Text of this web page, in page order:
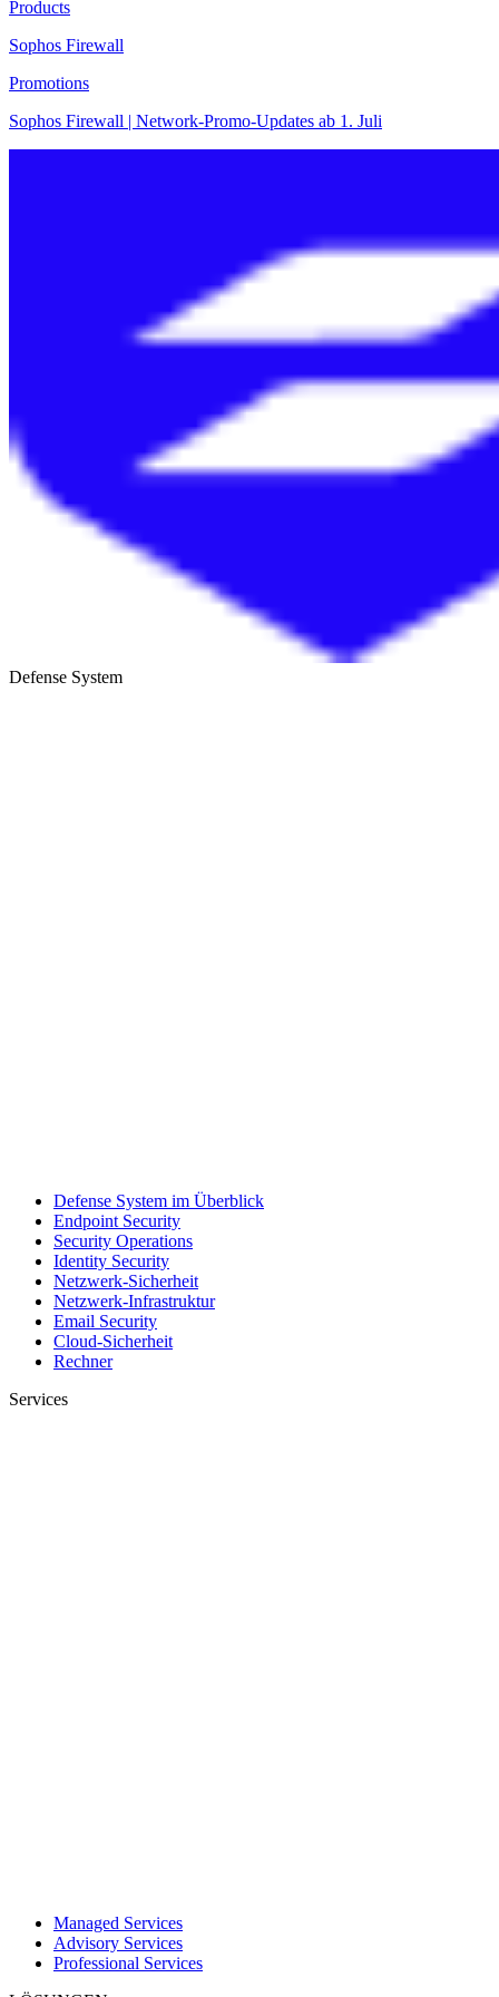
Products
Sophos Firewall
Promotions
Sophos Firewall | Network-Promo-Updates ab 1. Juli
Defense System
Defense System im Überblick
Endpoint Security
Security Operations
Identity Security
Netzwerk-Sicherheit
Netzwerk-Infrastruktur
Email Security
Cloud-Sicherheit
Rechner
Services
Managed Services
Advisory Services
Professional Services